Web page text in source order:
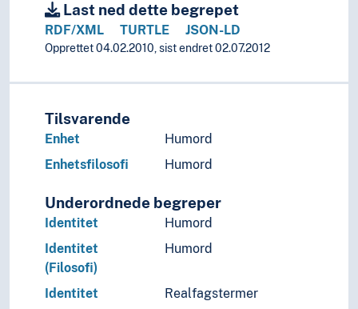
Last ned dette begrepet
RDF/XML TURTLE JSON-LD
Opprettet 04.02.2010, sist endret 02.07.2012
Tilsvarende
Enhet
Humord
Enhetsfilosofi
Humord
Underordnede begreper
Identitet
Humord
Identitet
(Filosofi)
Humord
Identitet Realfagstermer